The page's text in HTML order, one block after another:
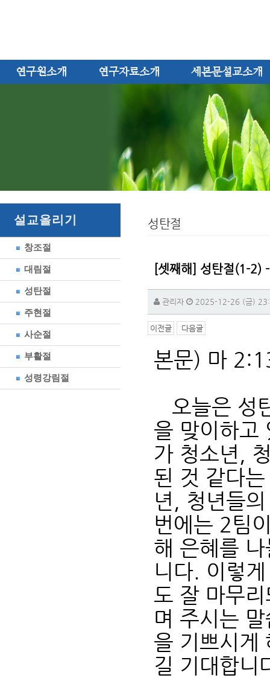
연구원소개 연구자료소개 세본문설교소개
설교올리기
창조절
대림절
성탄절
주현절
사순절
부활절
성령강림절
성탄절
[셋째해] 성탄절(1-2)
관리자 2025-12-26 (금)
이전글 다음글
본문) 마
오늘은 성
을 맞이하고
가 청소년,
된 것 같다
년, 청년들
번에는 2팀
해 은혜를
니다. 이렇
도 잘 마무
며 주시는
을 기쁘시게
길 기대합니